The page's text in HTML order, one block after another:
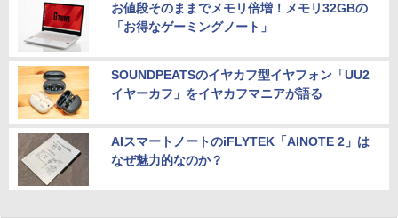
お値段そのままでメモリ倍増！メモリ32GBの
「お得なゲーミングノート」
SOUNDPEATSのイヤカフ型イヤフォン「UU2
イヤーカフ」をイヤカフマニアが語る
AIスマートノートのiFLYTEK「AINOTE 2」は
なぜ魅力的なのか？